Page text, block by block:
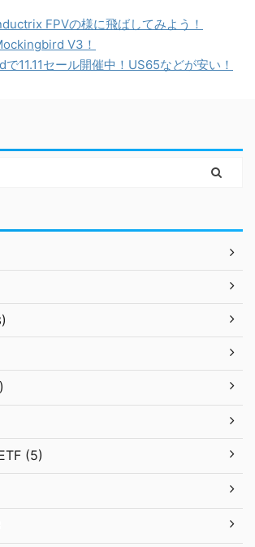
FPVの様に飛ばしてみよう！
V3！
11.11セール開催中！US65などが安い！
(5)